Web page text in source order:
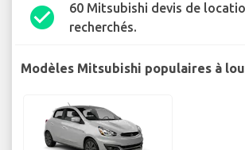
check_circle
60 Mitsubishi devis de
recherchés.
Modèles Mitsubishi populaires à